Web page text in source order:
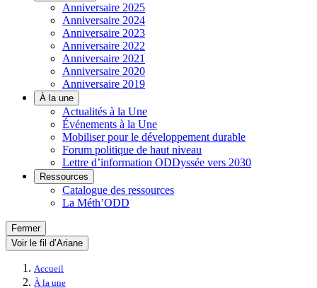
Anniversaire 2025
Anniversaire 2024
Anniversaire 2023
Anniversaire 2022
Anniversaire 2021
Anniversaire 2020
Anniversaire 2019
À la une
Actualités à la Une
Événements à la Une
Mobiliser pour le développement durable
Forum politique de haut niveau
Lettre d’information ODDyssée vers 2030
Ressources
Catalogue des ressources
La Méth’ODD
Fermer
Voir le fil d’Ariane
Accueil
À la une